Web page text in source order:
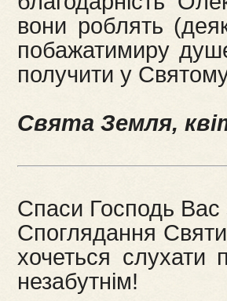
вони роблять
побажатимиру
получити у
Свята Земля,
Спаси Господь
Споглядання
хочеться слухати
незабутнім!